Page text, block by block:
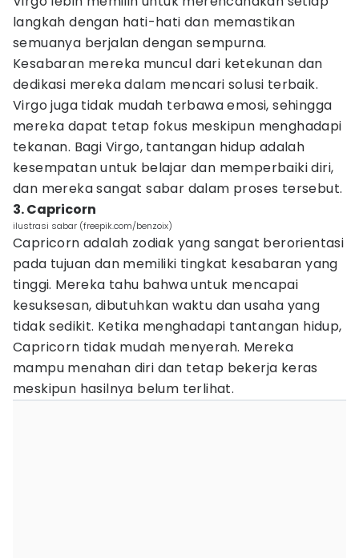
langkah dengan hati-hati dan memastikan
semuanya berjalan dengan sempurna.
Kesabaran mereka muncul dari ketekunan dan
dedikasi mereka dalam mencari solusi terbaik.
Virgo juga tidak mudah terbawa emosi, sehingga
mereka dapat tetap fokus meskipun menghadapi
tekanan. Bagi Virgo, tantangan hidup adalah
kesempatan untuk belajar dan memperbaiki diri,
dan mereka sangat sabar dalam proses tersebut.
3. Capricorn
ilustrasi sabar (freepik.com/benzoix)
Capricorn adalah zodiak yang sangat berorientasi
pada tujuan dan memiliki tingkat kesabaran yang
tinggi. Mereka tahu bahwa untuk mencapai
kesuksesan, dibutuhkan waktu dan usaha yang
tidak sedikit. Ketika menghadapi tantangan hidup,
Capricorn tidak mudah menyerah. Mereka
mampu menahan diri dan tetap bekerja keras
meskipun hasilnya belum terlihat.